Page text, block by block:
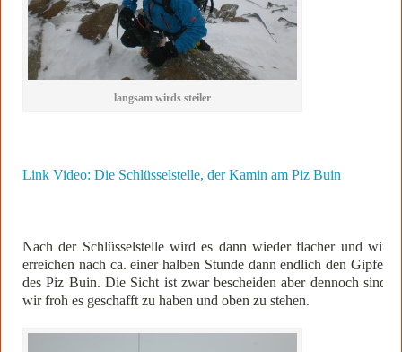
langsam wirds steiler
Link Video: Die Schlüsselstelle, der Kamin am Piz Buin
Nach der Schlüsselstelle wird es dann wieder flacher und wir
erreichen nach ca. einer halben Stunde dann endlich den Gipfel
des Piz Buin. Die Sicht ist zwar bescheiden aber dennoch sind
wir froh es geschafft zu haben und oben zu stehen.